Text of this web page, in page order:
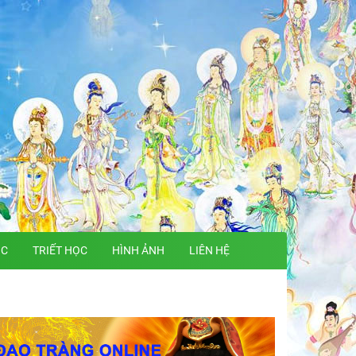
TRIẾT HỌC HÌNH ẢNH LIÊN HỆ